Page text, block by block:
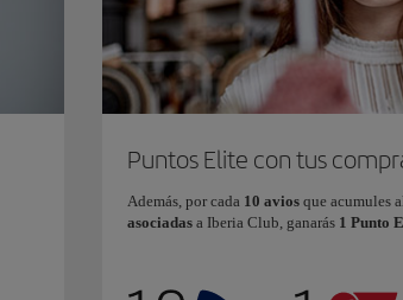
Puntos Elite con tus
Además, por cada 10 avios que acumules
asociadas a Iberia Club, ganarás 1 Punto